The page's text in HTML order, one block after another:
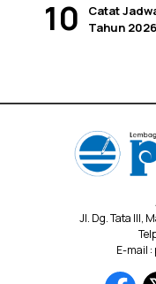
Catat
Tahun 2026
Jl. Dg. Tata III,
E-mail